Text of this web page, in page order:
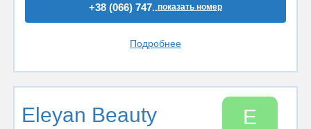
+38 (066) 747..показать номер
Подробнее
Eleyan Beauty E